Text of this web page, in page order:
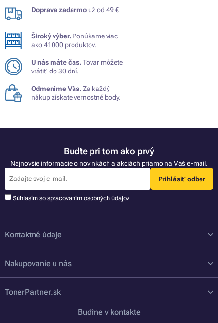
Doprava zadarmo už od 49 €
Široký výber. Ponúkame viac
ako 41000 produktov.
U nás máte čas.Tovar môžete
vrátiť do 30 dní.
Odmeníme Vás.Za každý
nákup získate vernostné body.
Buďte pri tom ako prvý
Najnovšie informácie o novinkách a akciách priamo na Váš e-mail.
Prihlásiť odber
Súhlasím so spracovaním osobných údajov
Kontaktné údaje
Nakupovanie u nás
TonerPartner.sk
Buďme v kontakte